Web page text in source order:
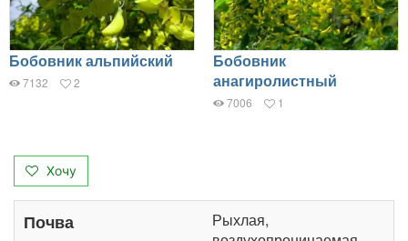
Бобовник альпийский
7132 2
Бобовник
анагиролистный
7006 1
Хочу
Почва
Рыхлая,